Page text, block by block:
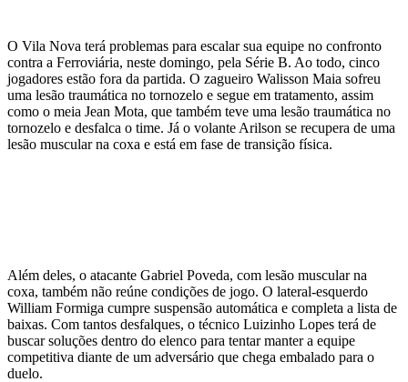
O Vila Nova terá problemas para escalar sua equipe no confronto
contra a Ferroviária, neste domingo, pela Série B. Ao todo, cinco
jogadores estão fora da partida. O zagueiro Walisson Maia sofreu
uma lesão traumática no tornozelo e segue em tratamento, assim
como o meia Jean Mota, que também teve uma lesão traumática no
tornozelo e desfalca o time. Já o volante Arilson se recupera de uma
lesão muscular na coxa e está em fase de transição física.
Além deles, o atacante Gabriel Poveda, com lesão muscular na
coxa, também não reúne condições de jogo. O lateral-esquerdo
William Formiga cumpre suspensão automática e completa a lista de
baixas. Com tantos desfalques, o técnico Luizinho Lopes terá de
buscar soluções dentro do elenco para tentar manter a equipe
competitiva diante de um adversário que chega embalado para o
duelo.